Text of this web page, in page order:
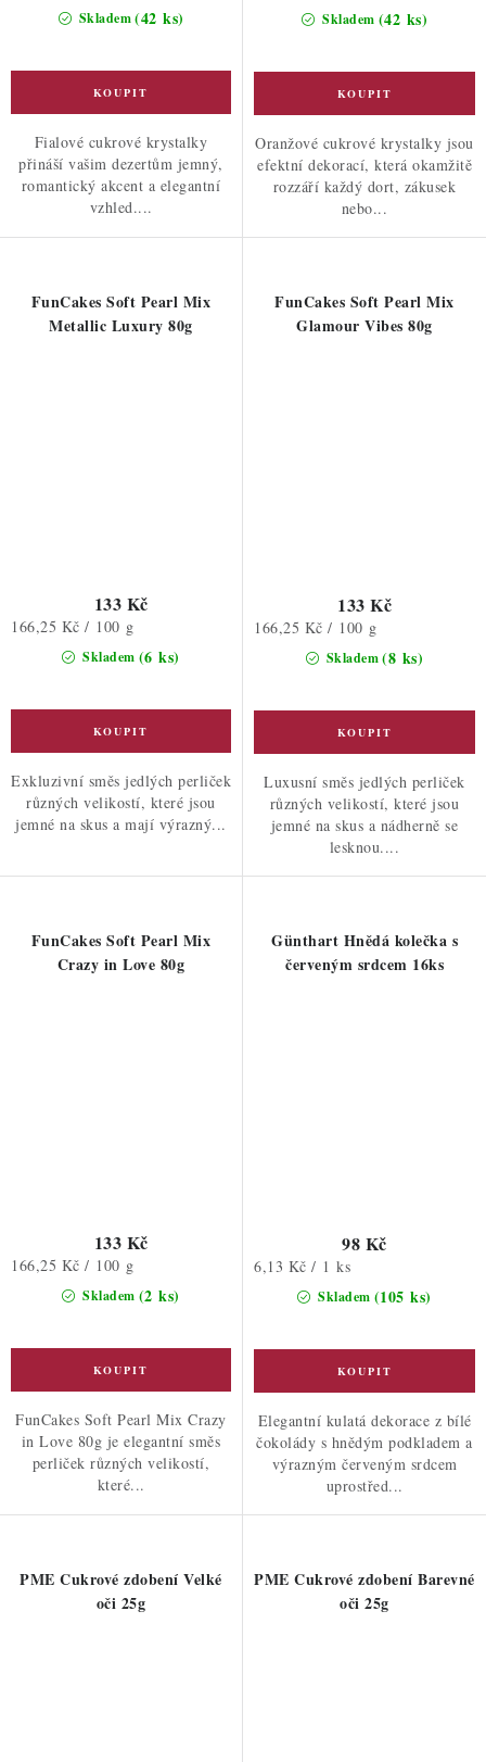
Skladem(42 ks)
Fialové cukrové krystalky
přináší vašim dezertům jemný,
romantický akcent a elegantní
vzhled....
Skladem (42 ks)
Oranžové cukrové krystalky jsou
efektní dekorací, která okamžitě
rozzáří každý dort, zákusek
nebo...
FunCakes Soft Pearl Mix
Metallic Luxury 80g
Skladem (6 ks)
133 Kč
Měrná
166,25 Kč / 100 g
Exkluzivní směs jedlých perliček
různých velikostí, které jsou
jemné na skus a mají výrazný...
FunCakes Soft Pearl Mix
Glamour Vibes 80g
Skladem(8 ks)
133 Kč
Měrná
166,25 Kč / 100 g
Luxusní směs jedlých perliček
různých velikostí, které jsou
jemné na skus a nádherně se
lesknou....
FunCakes Soft Pearl Mix
Crazy in Love 80g
Skladem (2 ks)
133 Kč
Měrná
166,25 Kč / 100 g
FunCakes Soft Pearl Mix Crazy
in Love 80g je elegantní směs
perliček různých velikostí,
které...
Günthart Hnědá kolečka s
červeným srdcem 16ks
Skladem (105 ks)
98 Kč
Měrná
6,13 Kč / 1 ks
Elegantní kulatá dekorace z bílé
čokolády s hnědým podkladem a
výrazným červeným srdcem
uprostřed...
PME Cukrové zdobení Velké
oči 25g
PME Cukrové zdobení Barevné
oči 25g